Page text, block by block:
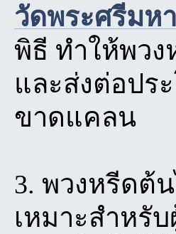
วัดพระศรีมห
พิธี ทำให้พวง
และส่งต่อปร
ขาดแคลน
3. พวงหรีดต้
เหมาะสำหรั